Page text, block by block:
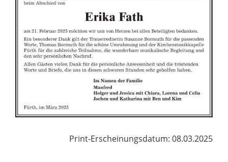
Print-Erscheinungsdatum: 08.03.2025